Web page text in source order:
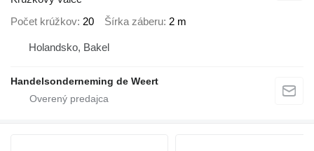
Počet krúžkov 20 Šírka záberu 2 m
Holandsko, Bakel
Handelsonderneming de Weert